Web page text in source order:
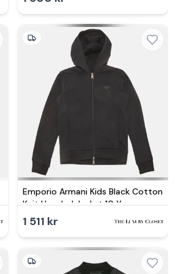
Emporio Armani Kids Black Cotton
Knit Hooded Jacket 10 Yrs
1 511 kr